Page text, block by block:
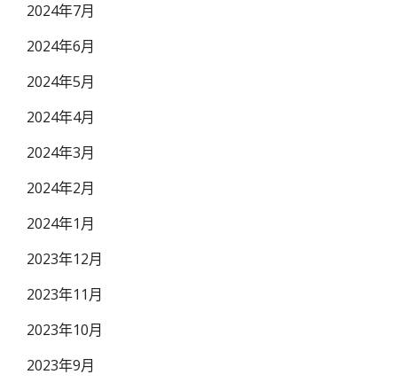
2024年7月
2024年6月
2024年5月
2024年4月
2024年3月
2024年2月
2024年1月
2023年12月
2023年11月
2023年10月
2023年9月